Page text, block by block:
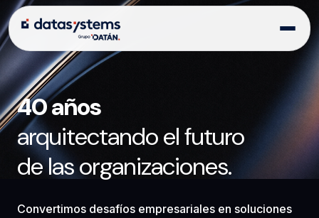
40 años
arquitectando el futuro
de las organizaciones.
Convertimos desafíos empresariales en soluciones